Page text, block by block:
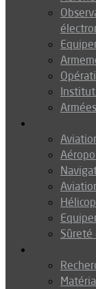
Armées
Sûreté